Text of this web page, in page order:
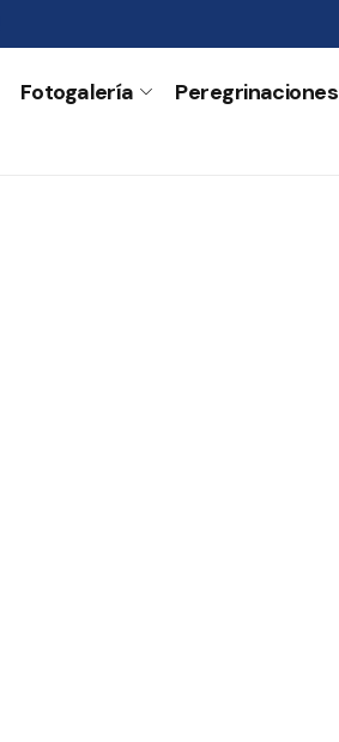
Fotogalería Peregrinaciones